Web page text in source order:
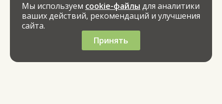
Мы используем cookie-файлы для аналитики
ваших действий, рекомендаций и улучшения
сайта.
Принять